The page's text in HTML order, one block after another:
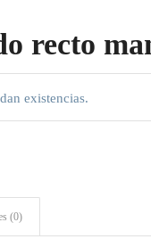
recto
existencias.
(0)